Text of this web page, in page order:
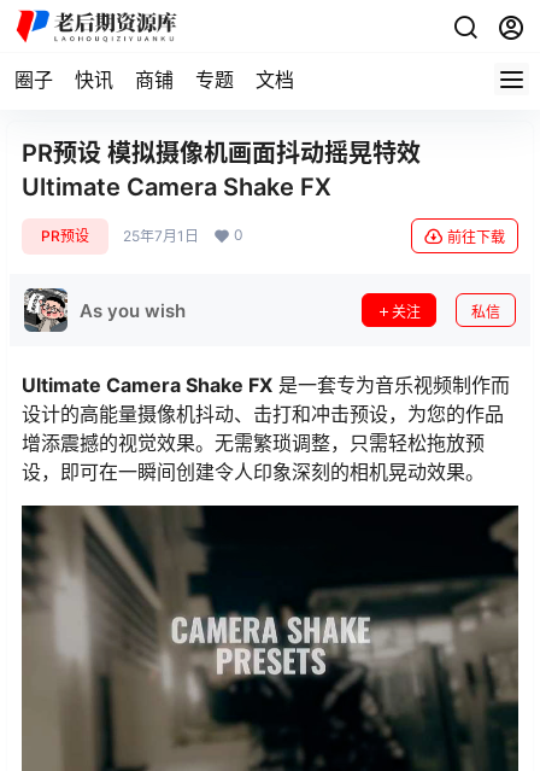
圈子 快讯 商铺 专题 文档
PR预设 模拟摄像机画面抖动摇晃特效
Ultimate Camera Shake FX
PR预设 25年7月1日 0 前往下载
As you wish 关注 私信
Ultimate Camera Shake FX 是一套专为音乐视频制作而
设计的高能量摄像机抖动、击打和冲击预设，为您的作品
增添震撼的视觉效果。无需繁琐调整，只需轻松拖放预
设，即可在一瞬间创建令人印象深刻的相机晃动效果。